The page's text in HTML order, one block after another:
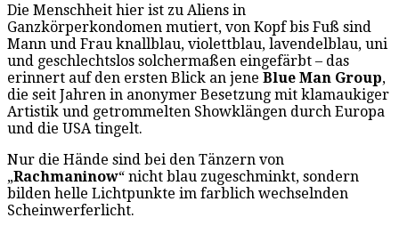
Die Menschheit hier ist zu Aliens in
Ganzkörperkondomen mutiert, von Kopf bis Fuß sind
Mann und Frau knallblau, violettblau, lavendelblau, uni
und geschlechtslos solchermaßen eingefärbt – das
erinnert auf den ersten Blick an jene Blue Man Group,
die seit Jahren in anonymer Besetzung mit klamaukiger
Artistik und getrommelten Showklängen durch Europa
und die USA tingelt.
Nur die Hände sind bei den Tänzern von
„Rachmaninow“ nicht blau zugeschminkt, sondern
bilden helle Lichtpunkte im farblich wechselnden
Scheinwerferlicht.